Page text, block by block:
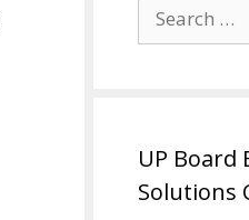
for:
UP Board
Solutions